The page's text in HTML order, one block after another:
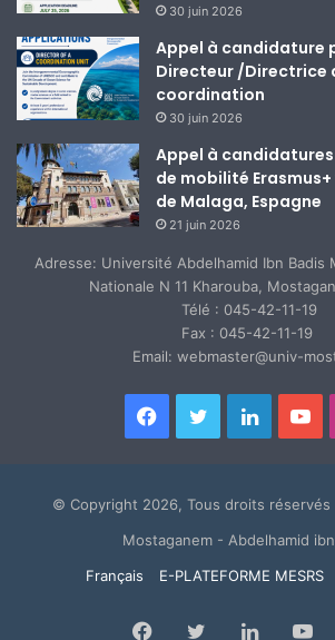
30 juin 2026
Appel à candidature
Directeur /Directrice
coordination
30 juin 2026
Appel à
de mobilité Erasmus+
de Malaga, Espagne
21 juin 2026
Adresse: Université Abdelhamid Ibn Badis
Nationale N 11 Kharouba,
Télé : 045-42-11-19
Fax : 045-42-11-19
Email: webmaster@univ-
Facebook
TwitterLinkedin
© Copyright 2026, Tous droits
Mostaganem - Abdelhamid
Français
E-PLATEFORME MESRS
Facebook
TwitterLinkedin